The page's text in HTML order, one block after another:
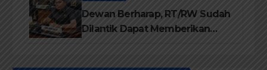
Dewan Berharap, RT/RW Sudah
Dilantik Dapat Memberikan